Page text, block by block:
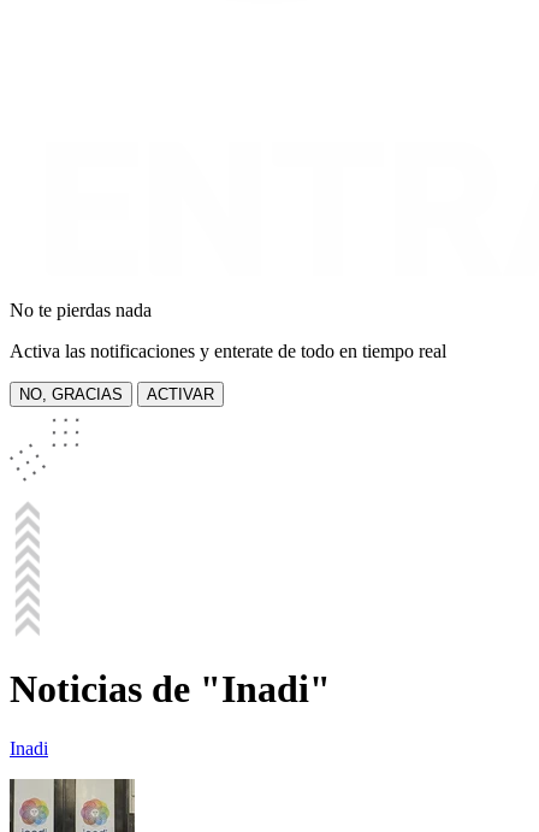
No te pierdas nada
Activa las notificaciones y enterate de todo en tiempo real
NO, GRACIAS ACTIVAR
Noticias de "Inadi"
Inadi